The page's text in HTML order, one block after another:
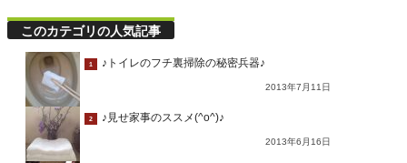
このカテゴリの人気記事
1 ♪トイレのフチ裏掃除の秘密兵器♪
2013年7月11日
2 ♪見せ家事のススメ(^o^)♪
2013年6月16日